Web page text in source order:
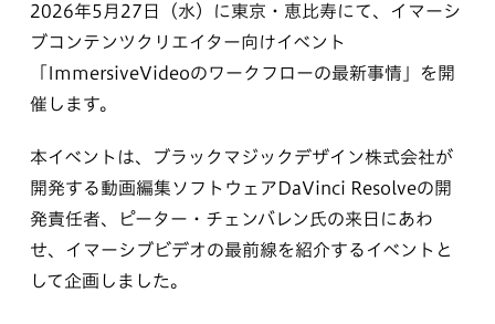
2026年5月27日（水）に東京・恵比寿にて、イマーシ
ブコンテンツクリエイター向けイベント
「ImmersiveVideoのワークフローの最新事情」を開
催します。
本イベントは、ブラックマジックデザイン株式会社が
開発する動画編集ソフトウェアDaVinci Resolveの開
発責任者、ピーター・チェンバレン氏の来日にあわ
せ、イマーシブビデオの最前線を紹介するイベントと
して企画しました。